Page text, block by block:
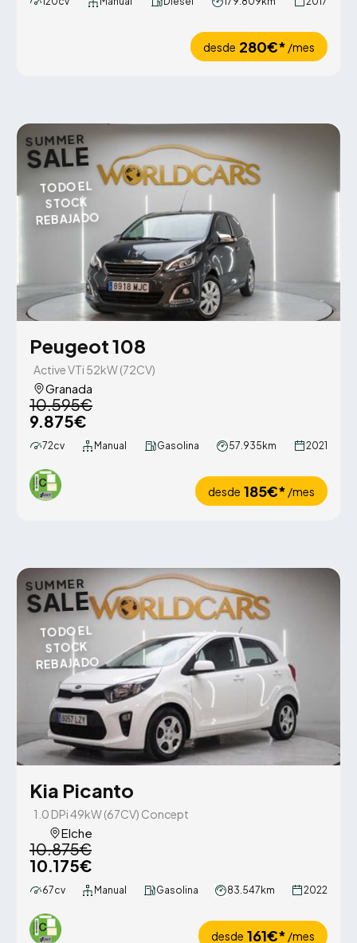
desde 280€* /mes
SUMMER
SALE
TODO EL
STOCK
REBAJADO
Peugeot 108
Active VTi 52kW (72CV)
Granada
10.595€
9.875€
72cv Manual Gasolina 57.935km 2021
desde 185€* /mes
SUMMER
SALE
TODO EL
STOCK
REBAJADO
Kia Picanto
1.0 DPi 49kW (67CV) Concept
Elche
10.875€
10.175€
67cv Manual Gasolina 83.547km 2022
desde 161€* /mes